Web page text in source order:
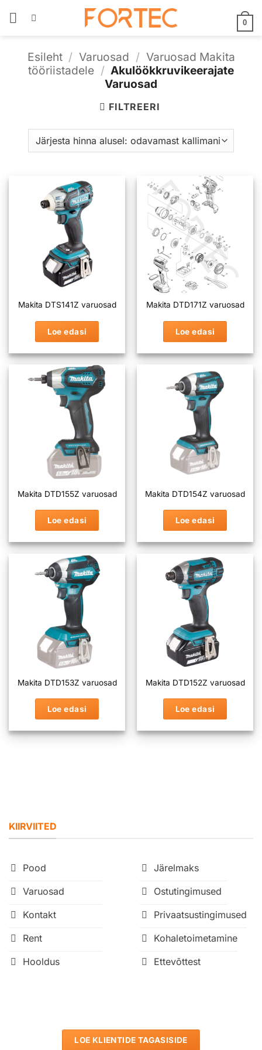
0
Esileht / Varuosad / Varuosad Makita
tööriistadele / Akulöökkruvikeerajate
Varuosad
FILTREERI
Makita DTS141Z varuosad
Loe edasi
Makita DTD171Z varuosad
Loe edasi
Makita DTD155Z varuosad
Loe edasi
Makita DTD154Z varuosad
Loe edasi
Makita DTD153Z varuosad
Loe edasi
Makita DTD152Z varuosad
Loe edasi
KIIRVIITED
Pood
Varuosad
Kontakt
Rent
Hooldus
Järelmaks
Ostutingimused
Privaatsustingimused
Kohaletoimetamine
Ettevõttest
LOE KLIENTIDE TAGASISIDE